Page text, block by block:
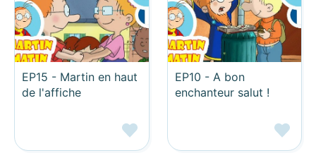
EP15 - Martin en haut
de l'affiche
EP10 - A bon
enchanteur salut !